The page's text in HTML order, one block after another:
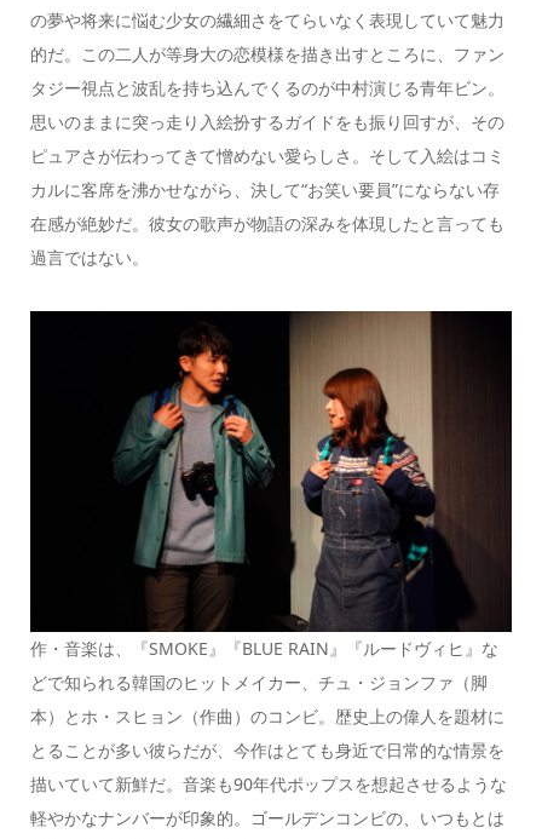
の夢や将来に悩む少女の繊細さをてらいなく表現していて魅力
的だ。この二人が等身大の恋模様を描き出すところに、ファン
タジー視点と波乱を持ち込んでくるのが中村演じる青年ビン。
思いのままに突っ走り入絵扮するガイドをも振り回すが、その
ピュアさが伝わってきて憎めない愛らしさ。そして入絵はコミ
カルに客席を沸かせながら、決して“お笑い要員”にならない存
在感が絶妙だ。彼女の歌声が物語の深みを体現したと言っても
過言ではない。
作・音楽は、『SMOKE』『BLUE RAIN』『ルードヴィヒ』な
どで知られる韓国のヒットメイカー、チュ・ジョンファ（脚
本）とホ・スヒョン（作曲）のコンビ。歴史上の偉人を題材に
とることが多い彼らだが、今作はとても身近で日常的な情景を
描いていて新鮮だ。音楽も90年代ポップスを想起させるような
軽やかなナンバーが印象的。ゴールデンコンビの、いつもとは